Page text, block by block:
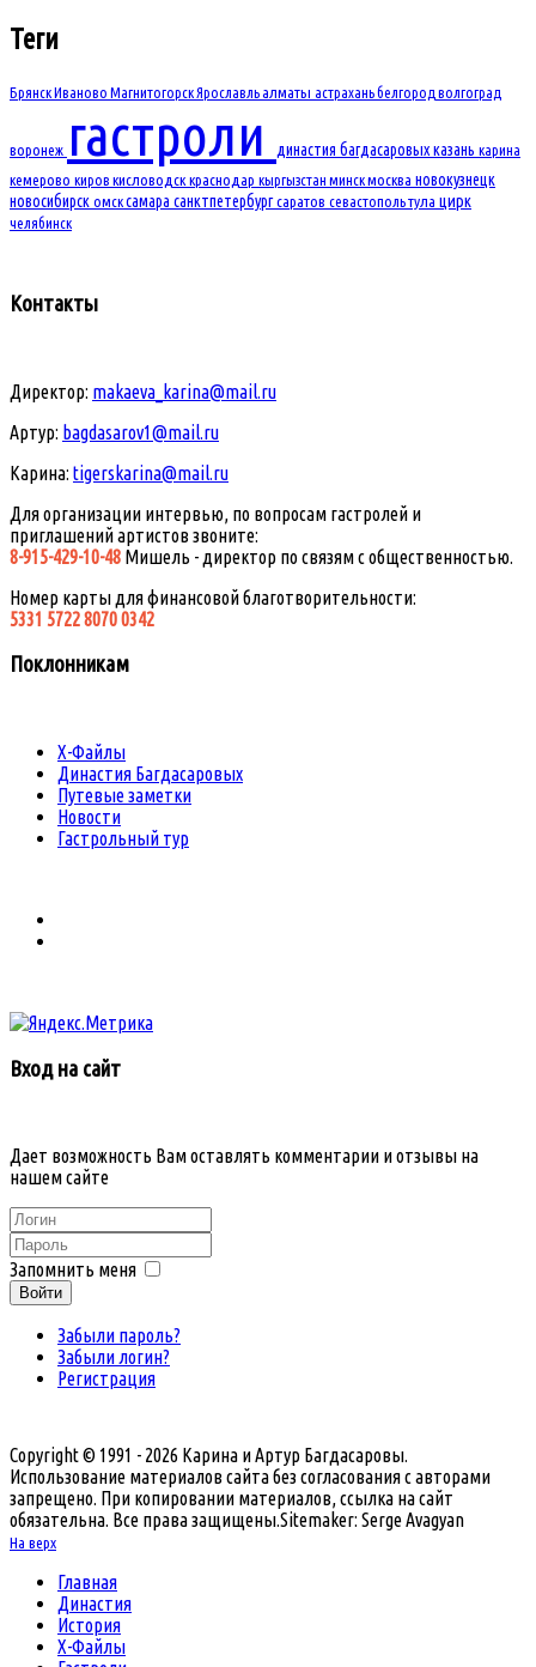
Теги
БрянскИваново МагнитогорскЯрославльалматы астраханьбелгород волгоград
воронеж гастроли династия багдасаровыхказань карина
кемерово киров кисловодск краснодар кыргызстан минскмосква новокузнецк
новосибирск омсксамара санктпетербургсаратов севастопольтула цирк
челябинск
Контакты
Директор: makaeva_karina@mail.ru
Артур: bagdasarov1@mail.ru
Карина: tigerskarina@mail.ru
Для организации интервью, по вопросам гастролей и
приглашений артистов звоните:
8-915-429-10-48 Мишель - директор по связям с общественностью.
Номер карты для финансовой благотворительности:
5331 5722 8070 0342
Поклонникам
Х-Файлы
Династия Багдасаровых
Путевые заметки
Новости
Гастрольный тур
Вход на сайт
Дает возможность Вам оставлять комментарии и отзывы на
нашем сайте
Запомнить меня
Войти
Забыли пароль?
Забыли логин?
Регистрация
Copyright © 1991 - 2026 Карина и Артур Багдасаровы.
Использование материалов сайта без согласования с авторами
запрещено. При копировании материалов, ссылка на сайт
обязательна. Все права защищены.Sitemaker: Serge Avagyan
На верх
Главная
Династия
История
Х-Файлы